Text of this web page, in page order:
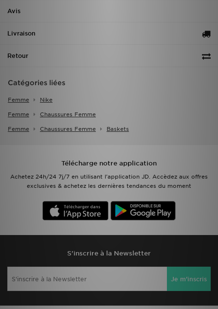
Avis
Livraison
Retour
Catégories liées
Femme Nike
Femme Chaussures Femme
Femme Chaussures Femme Baskets
Télécharge notre application
Achetez 24h/24 7j/7 en utilisant l'application JD. Accèdez aux offres
exclusives & achetez les dernières tendances du moment
S'inscrire à la Newsletter
Je m'inscris